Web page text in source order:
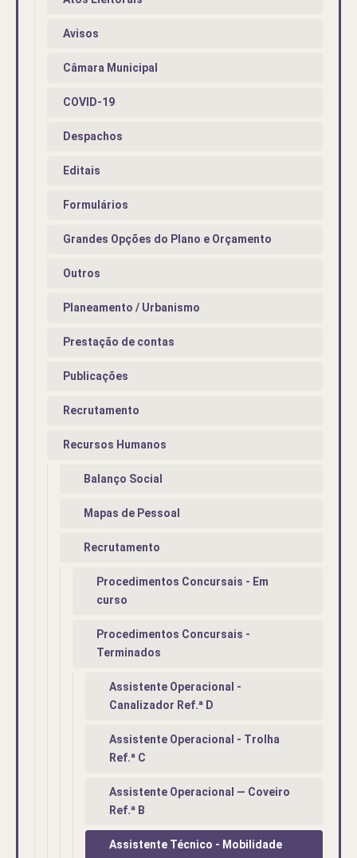
Avisos
Câmara Municipal
COVID-19
Despachos
Editais
Formulários
Grandes Opções do Plano e Orçamento
Outros
Planeamento / Urbanismo
Prestação de contas
Publicações
Recrutamento
Recursos Humanos
Balanço Social
Mapas de Pessoal
Recrutamento
Procedimentos Concursais - Em
curso
Procedimentos Concursais -
Terminados
Assistente Operacional -
Canalizador Ref.ª D
Assistente Operacional - Trolha
Ref.ª C
Assistente Operacional — Coveiro
Ref.ª B
Assistente Técnico - Mobilidade